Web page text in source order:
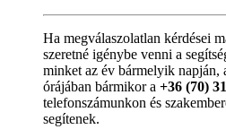
Ha megválaszolatlan kérdései
szeretné igénybe venni a
minket az év bármelyik napján,
órájában bármikor a +36 (70)
telefonszámunkon és
segítenek.